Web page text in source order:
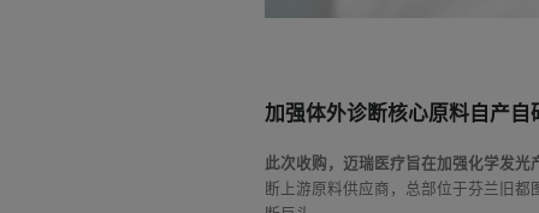
加强体外诊断核心原料自产自
此次收购，迈瑞医疗旨在加强化学发
断上游原料供应商，总部位于芬兰旧